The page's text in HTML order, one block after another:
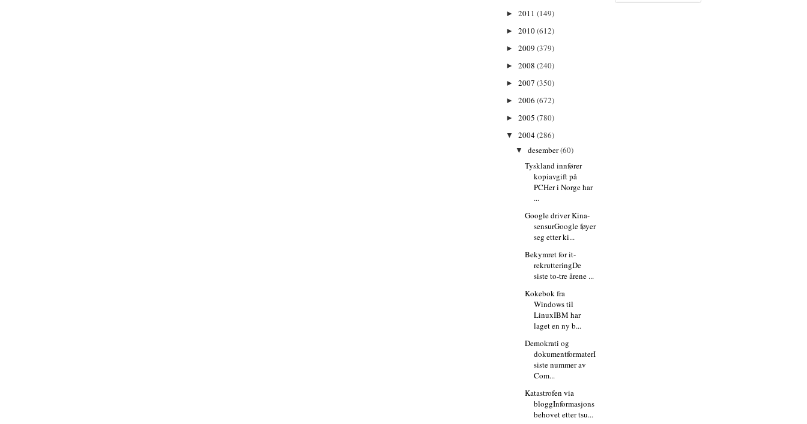
► 2011 (149)
► 2010(612)
► 2009 (379)
► 2008 (240)
► 2007 (350)
► 2006 (672)
► 2005 (780)
▼ 2004(286)
▼ desember(60)
Tyskland innfører
kopiavgift på
PCHer i Norge har
...
Google driver Kina-
sensurGoogle føyer
seg etter ki...
Bekymret for it-
rekrutteringDe
siste to-tre årene ...
Kokebok fra
Windows til
LinuxIBM har
laget en ny b...
Demokrati og
dokumentformaterI
siste nummer av
Com...
Katastrofen via
bloggInformasjons
behovet etter tsu...